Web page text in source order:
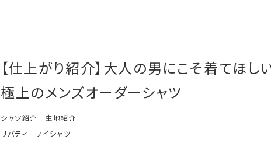
【仕上がり紹介】大人の男にこそ着てほしい
極上のメンズオーダーシャツ
シャツ紹介
生地紹介
リバティ
ワイシャツ